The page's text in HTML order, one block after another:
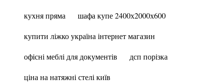
кухня пряма
шафа купе 2400х2000х600
купити ліжко україна інтернет магазин
офісні меблі для документів
дсп порізка
ціна на натяжні стелі київ